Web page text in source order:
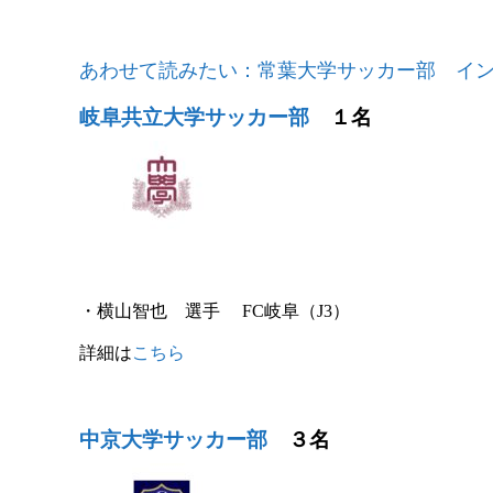
あわせて読みたい：常葉大学サッカー部 イ
岐阜共立大学サッカー部 １名
・ 横山智也 選手 FC岐阜 （J3）
詳細はこちら
中京大学サッカー部 ３名